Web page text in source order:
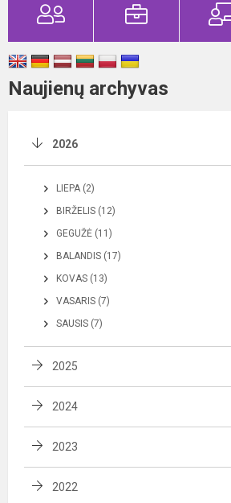
Naujienų archyvas
2026
LIEPA (2)
BIRŽELIS (12)
GEGUŽĖ (11)
BALANDIS (17)
KOVAS (13)
VASARIS (7)
SAUSIS (7)
2025
2024
2023
2022